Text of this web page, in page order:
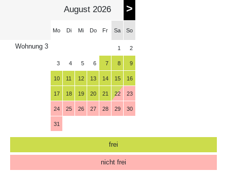
Wohnung 3
August 2026 >
Mo Di Mi Do Fr Sa So
1 2
3 4 5 6 7 8 9
10 11 12 13 14 15 16
17 18 19 20 21 22 23
24 25 26 27 28 29 30
31
frei
nicht frei